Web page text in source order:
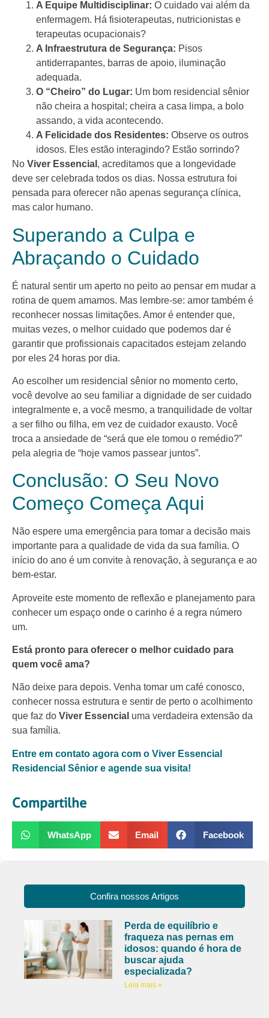
A Equipe Multidisciplinar: O cuidado vai além da
enfermagem. Há fisioterapeutas, nutricionistas e
terapeutas ocupacionais?
A Infraestrutura de Segurança: Pisos
antiderrapantes, barras de apoio, iluminação
adequada.
O “Cheiro” do Lugar: Um bom residencial sênior
não cheira a hospital; cheira a casa limpa, a bolo
assando, a vida acontecendo.
A Felicidade dos Residentes: Observe os outros
idosos. Eles estão interagindo? Estão sorrindo?
No Viver Essencial , acreditamos que a longevidade
deve ser celebrada todos os dias. Nossa estrutura foi
pensada para oferecer não apenas segurança clínica,
mas calor humano.
Superando a Culpa e
Abraçando o Cuidado
É natural sentir um aperto no peito ao pensar em mudar a
rotina de quem amamos. Mas lembre-se: amor também é
reconhecer nossas limitações. Amor é entender que,
muitas vezes, o melhor cuidado que podemos dar é
garantir que profissionais capacitados estejam zelando
por eles 24 horas por dia.
Ao escolher um residencial sênior no momento certo,
você devolve ao seu familiar a dignidade de ser cuidado
integralmente e, a você mesmo, a tranquilidade de voltar
a ser filho ou filha, em vez de cuidador exausto. Você
troca a ansiedade de “será que ele tomou o remédio?”
pela alegria de “hoje vamos passear juntos”.
Conclusão: O Seu Novo
Começo Começa Aqui
Não espere uma emergência para tomar a decisão mais
importante para a qualidade de vida da sua família. O
início do ano é um convite à renovação, à segurança e ao
bem-estar.
Aproveite este momento de reflexão e planejamento para
conhecer um espaço onde o carinho é a regra número
um.
Está pronto para oferecer o melhor cuidado para
quem você ama?
Não deixe para depois. Venha tomar um café conosco,
conhecer nossa estrutura e sentir de perto o acolhimento
que faz do Viver Essencial uma verdadeira extensão da
sua família.
Entre em contato agora com o Viver Essencial
Residencial Sênior e agende sua visita!
Compartilhe
WhatsApp Email Facebook
Confira nossos Artigos
Perda de equilíbrio e
fraqueza nas pernas em
idosos: quando é hora de
buscar ajuda
especializada?
Leia mais »